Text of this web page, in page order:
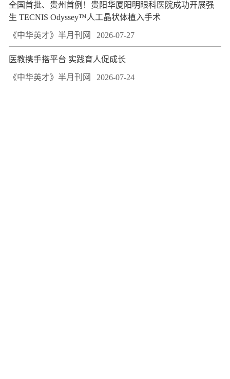
全国首批、贵州首例！贵阳华厦阳明眼科医院成功开展强
生 TECNIS Odyssey™人工晶状体植入手术
《中华英才》半月刊网 2026-07-27
医教携手搭平台 实践育人促成长
《中华英才》半月刊网 2026-07-24